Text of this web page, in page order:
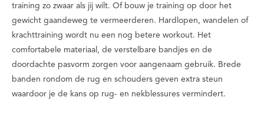
training zo zwaar als jij wilt. Of bouw je training op door het
gewicht gaandeweg te vermeerderen. Hardlopen, wandelen of
krachttraining wordt nu een nog betere workout. Het
comfortabele materiaal, de verstelbare bandjes en de
doordachte pasvorm zorgen voor aangenaam gebruik. Brede
banden rondom de rug en schouders geven extra steun
waardoor je de kans op rug- en nekblessures vermindert.